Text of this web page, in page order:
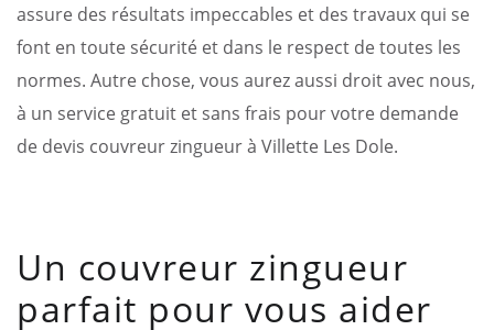
assure des résultats impeccables et des travaux qui se
font en toute sécurité et dans le respect de toutes les
normes. Autre chose, vous aurez aussi droit avec nous,
à un service gratuit et sans frais pour votre demande
de devis couvreur zingueur à Villette Les Dole.
Un couvreur zingueur
parfait pour vous aider